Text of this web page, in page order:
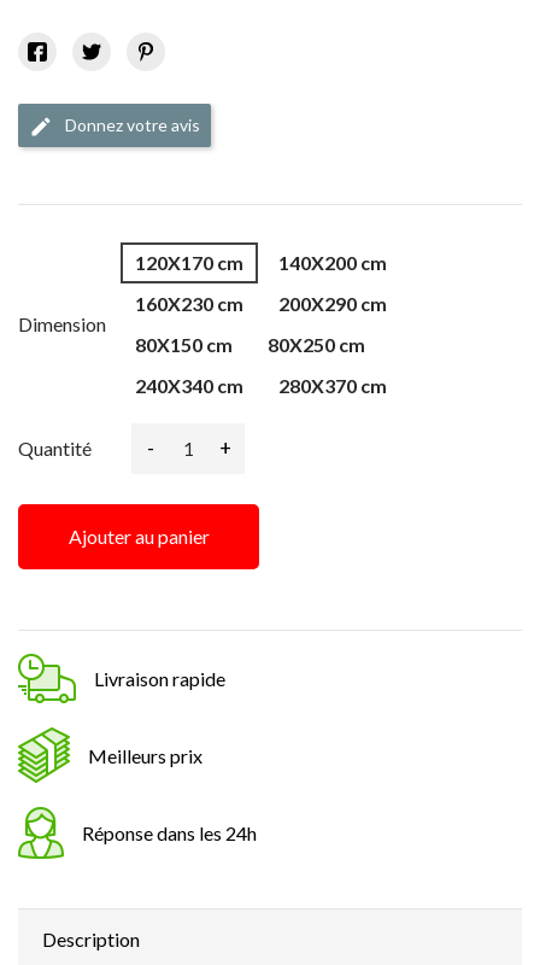
edit Donnez votre avis
Dimension
120X170 cm
140X200 cm
160X230 cm
200X290 cm
80X150 cm
80X250 cm
240X340 cm
280X370 cm
Quantité - +
Ajouter au panier
Livraison rapide
Meilleurs prix
Réponse dans les 24h
Description